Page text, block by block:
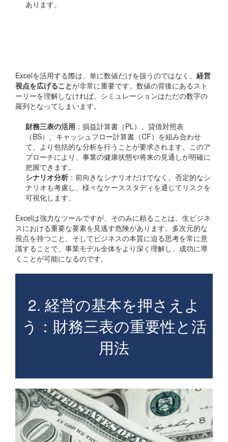
あります。
Excelを活用する際は、単に数値だけを扱うのではなく、 経営
視点を広げることが非常に重要です。数値の背後にあるスト
ーリーを理解しなければ、シミュレーションはただの数字の
羅列となってしまいます。
財務三表の活用 ：損益計算書（PL）、貸借対照表
（BS）、キャッシュフロー計算書（CF）を組み合わせ
て、より包括的な分析を行うことが要求されます。このア
プローチにより、事業の健康状態や将来の見通しが明確に
把握できます。
シナリオ分析 ：前向きなシナリオだけでなく、否定的なシ
ナリオも考慮し、様々なケーススタディを通じてリスクを
可視化します。
Excelは強力なツールですが、そのみに頼ることは、生ビジネ
スにおける重要な要素を見逃す危険があります。多次元的な
視点を持つこと、そしてビジネスの本質に迫る思考を常に意
識することで、事業モデル全体をより深く理解し、成功に導
くことが可能になるのです。
2. 経営の基本を押さえよ
う：財務三表の重要性と活
用法